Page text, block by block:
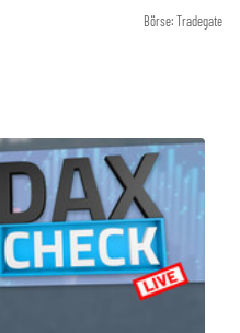
Börse: Tradegate